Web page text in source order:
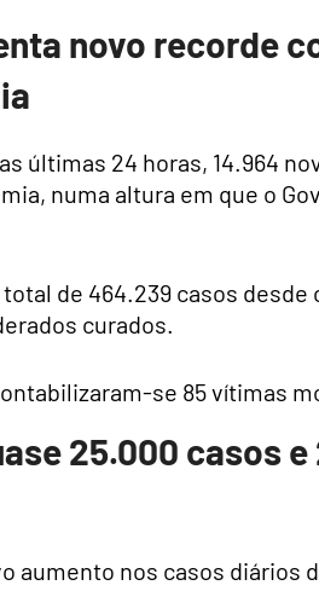
novo recorde
últimas 24 horas, 14.964
numa altura em que o
de 464.239 casos
curados.
se 85 vítimas
25.000 casos
aumento nos casos diários